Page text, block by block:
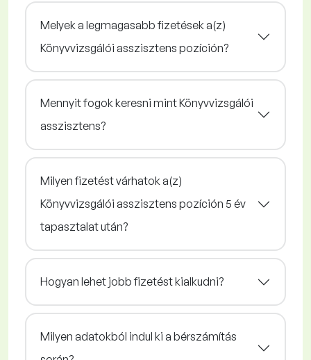
Melyek a legmagasabb fizetések a(z)
Könyvvizsgálói asszisztens pozíción?
Mennyit fogok keresni mint Könyvvizsgálói
asszisztens?
Milyen fizetést várhatok a(z)
Könyvvizsgálói asszisztens pozíción 5 év
tapasztalat után?
Hogyan lehet jobb fizetést kialkudni?
Milyen adatokból indul ki a bérszámítás